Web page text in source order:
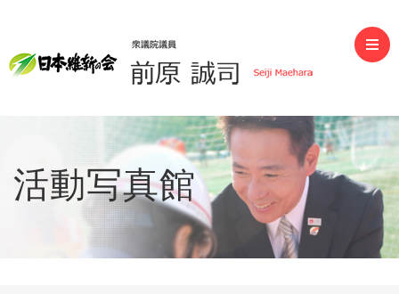
前原誠司（衆議院議員）
活動写真館